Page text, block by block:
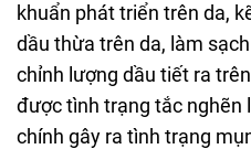
khuẩn phát triển trên da,
dầu thừa trên da, làm
chỉnh lượng dầu tiết ra
được tình trạng tắc nghẽn
chính gây ra tình trạng